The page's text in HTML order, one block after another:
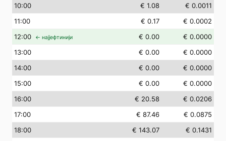
10:00 € 1.08
€ 0.0011
11:00 € 0.17
€ 0.0002
12:00 ← најјефтинији € 0.00
€ 0.0000
13:00 € 0.00
€ 0.0000
14:00 € 0.00
€ 0.0000
15:00 € 0.00
€ 0.0000
16:00 € 20.58
€ 0.0206
17:00 € 87.46
€ 0.0875
18:00 € 143.07
€ 0.1431